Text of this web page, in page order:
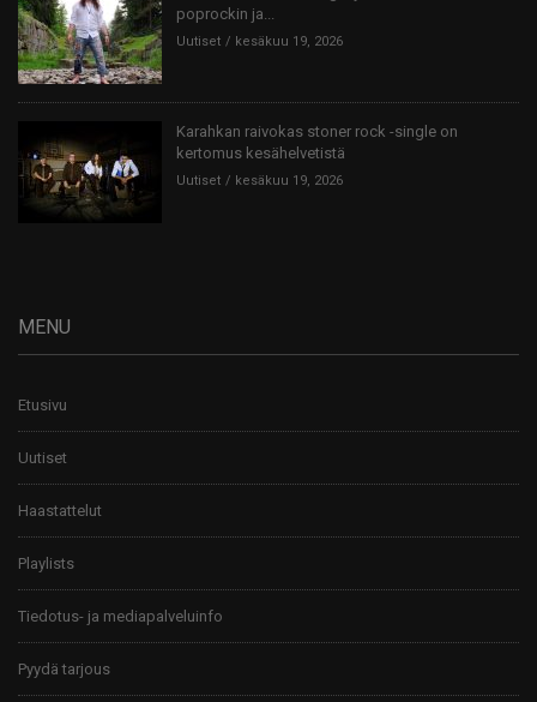
poprockin ja...
Uutiset kesäkuu 19, 2026
Karahkan raivokas stoner rock -single on
kertomus kesähelvetistä
Uutiset kesäkuu 19, 2026
MENU
Etusivu
Uutiset
Haastattelut
Playlists
Tiedotus- ja mediapalveluinfo
Pyydä tarjous